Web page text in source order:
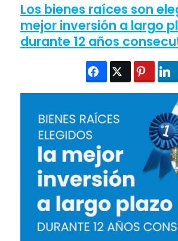
Los bienes raíces son
mejor inversión a largo
durante 12 años